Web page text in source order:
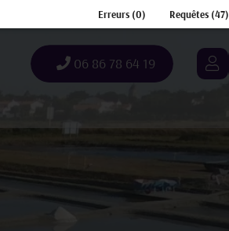
06 86 78 64 19
Requêtes (47)
Erreurs (0)